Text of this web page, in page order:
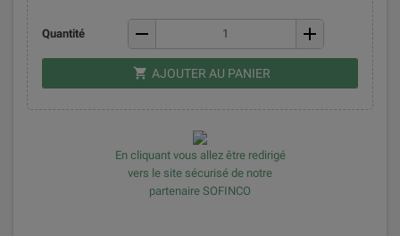
Quantité remove add
shopping_cart AJOUTER AU PANIER
En cliquant vous allez être redirigé
vers le site sécurisé de notre
partenaire SOFINCO